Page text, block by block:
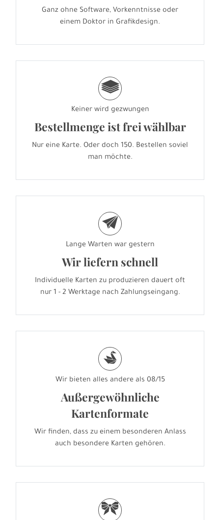
Ganz ohne Software, Vorkenntnisse oder
einem Doktor in Grafikdesign.
g
Keiner wird gezwungen
Bestellmenge ist frei wählbar
Nur eine Karte. Oder doch 150. Bestellen soviel
man möchte.
e
Lange Warten war gestern
Wir liefern schnell
Individuelle Karten zu produzieren dauert oft
nur 1 - 2 Werktage nach Zahlungseingang.
s
Wir bieten alles andere als 08/15
Außergewöhnliche
Kartenformate
Wir finden, dass zu einem besonderen Anlass
auch besondere Karten gehören.
r